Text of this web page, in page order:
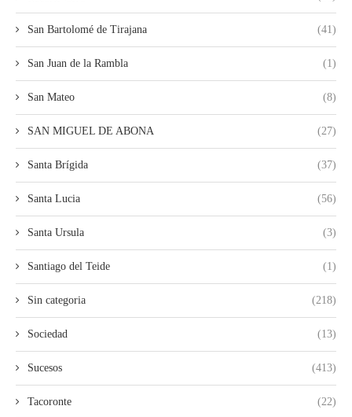
San Bartolomé de Tirajana (41)
San Juan de la Rambla (1)
San Mateo (8)
SAN MIGUEL DE ABONA (27)
Santa Brígida (37)
Santa Lucia (56)
Santa Ursula (3)
Santiago del Teide (1)
Sin categoria (218)
Sociedad (13)
Sucesos (413)
Tacoronte (22)